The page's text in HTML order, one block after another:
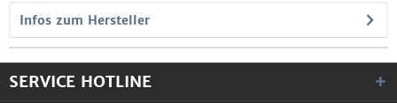
Infos zum Hersteller
SERVICE HOTLINE